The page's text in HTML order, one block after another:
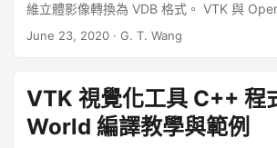
維立體影像轉換為 VDB 格式。 VTK 與
ImageData 格式（*.vti 檔案）的三維立體影
本的實作程式碼。 ...
June 23, 2020 · G. T. Wang
VTK 視覺化工具 C++ 程
World 編譯教學與範例